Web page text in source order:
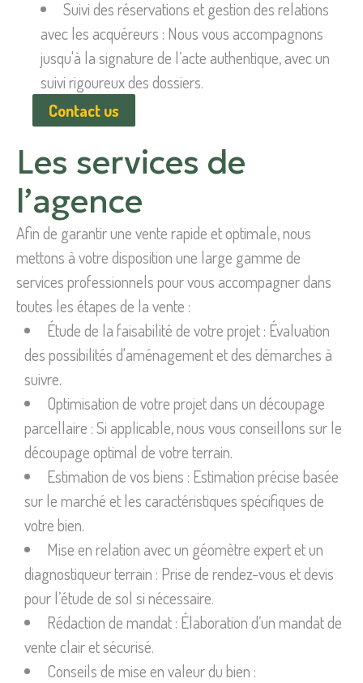
Suivi des réservations et gestion des relations
avec les acquéreurs : Nous vous accompagnons
jusqu'à la signature de l’acte authentique, avec un
suivi rigoureux des dossiers.
Contact us
Les services de
l’agence
Afin de garantir une vente rapide et optimale, nous
mettons à votre disposition une large gamme de
services professionnels pour vous accompagner dans
toutes les étapes de la vente :
Étude de la faisabilité de votre projet : Évaluation
des possibilités d'aménagement et des démarches à
suivre.
Optimisation de votre projet dans un découpage
parcellaire : Si applicable, nous vous conseillons sur le
découpage optimal de votre terrain.
Estimation de vos biens : Estimation précise basée
sur le marché et les caractéristiques spécifiques de
votre bien.
Mise en relation avec un géomètre expert et un
diagnostiqueur terrain : Prise de rendez-vous et devis
pour l’étude de sol si nécessaire.
Rédaction de mandat : Élaboration d’un mandat de
vente clair et sécurisé.
Conseils de mise en valeur du bien :